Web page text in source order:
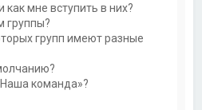
как мне вступить в них?
группы?
групп имеют разные
команда»?